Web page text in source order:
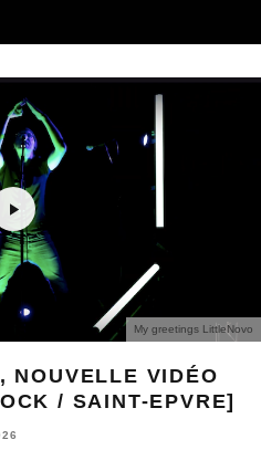
My greetings LittleNovo
NOUVELLE VIDÉO
/ SAINT-EPVRE]